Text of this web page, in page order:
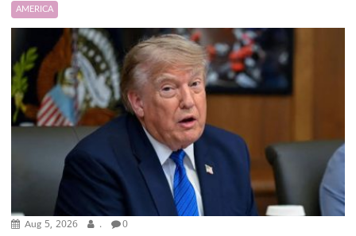
AMERICA
Aug 5, 2026 . 0